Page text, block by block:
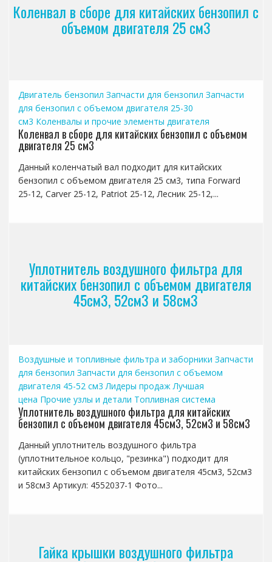
Коленвал в сборе для китайских бензопил с
объемом двигателя 25 см3
Двигатель бензопил Запчасти для бензопил Запчасти
для бензопил с объемом двигателя 25-30
см3 Коленвалы и прочие элементы двигателя
Коленвал в сборе для китайских бензопил с объемом
двигателя 25 см3
Данный коленчатый вал подходит для китайских
бензопил с объемом двигателя 25 см3, типа Forward
25-12, Carver 25-12, Patriot 25-12, Лесник 25-12,...
Уплотнитель воздушного фильтра для
китайских бензопил с объемом двигателя
45см3, 52см3 и 58см3
Воздушные и топливные фильтра и заборники Запчасти
для бензопил Запчасти для бензопил с объемом
двигателя 45-52 см3 Лидеры продаж Лучшая
цена Прочие узлы и детали Топливная система
Уплотнитель воздушного фильтра для китайских
бензопил с объемом двигателя 45см3, 52см3 и 58см3
Данный уплотнитель воздушного фильтра
(уплотнительное кольцо, "резинка") подходит для
китайских бензопил с объемом двигателя 45см3, 52см3
и 58см3 Артикул: 4552037-1 Фото...
Гайка крышки воздушного фильтра